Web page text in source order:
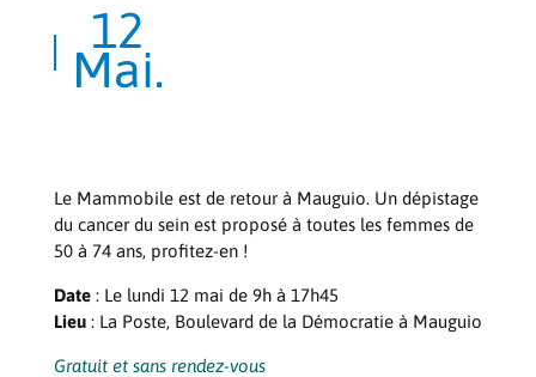
12
Mai.
Le Mammobile est de retour à Mauguio. Un dépistage
du cancer du sein est proposé à toutes les femmes de
50 à 74 ans, profitez-en !
Date: Le lundi 12 mai de 9h à 17h45
Lieu: La Poste, Boulevard de la Démocratie à Mauguio
Gratuit et sans rendez-vous